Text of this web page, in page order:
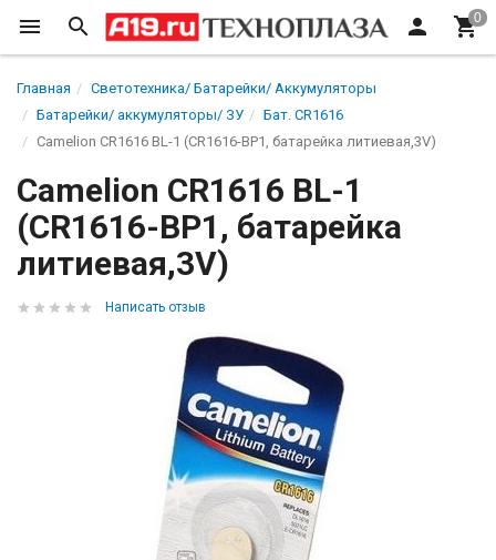
Главная
Светотехника/ Батарейки/ Аккумуляторы
Батарейки/ аккумуляторы/ ЗУ
Бат. CR1616
Camelion CR1616 BL-1 (CR1616-BP1, батарейка литиевая,3V)
Camelion CR1616 BL-1
(CR1616-BP1, батарейка
литиевая,3V)
Написать отзыв